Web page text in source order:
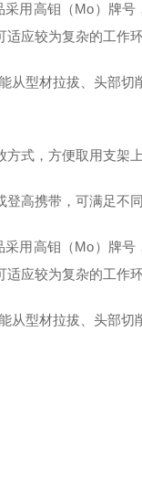
用高钼（Mo）牌
应较为复杂的工作环
从型材拉拔、头部
式，方便取用支架
高携带，可满足不
用高钼（Mo）牌
应较为复杂的工作环
从型材拉拔、头部